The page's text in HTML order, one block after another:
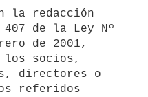
la redacción
de la Ley Nº
de 2001,
los socios,
directores o
referidos